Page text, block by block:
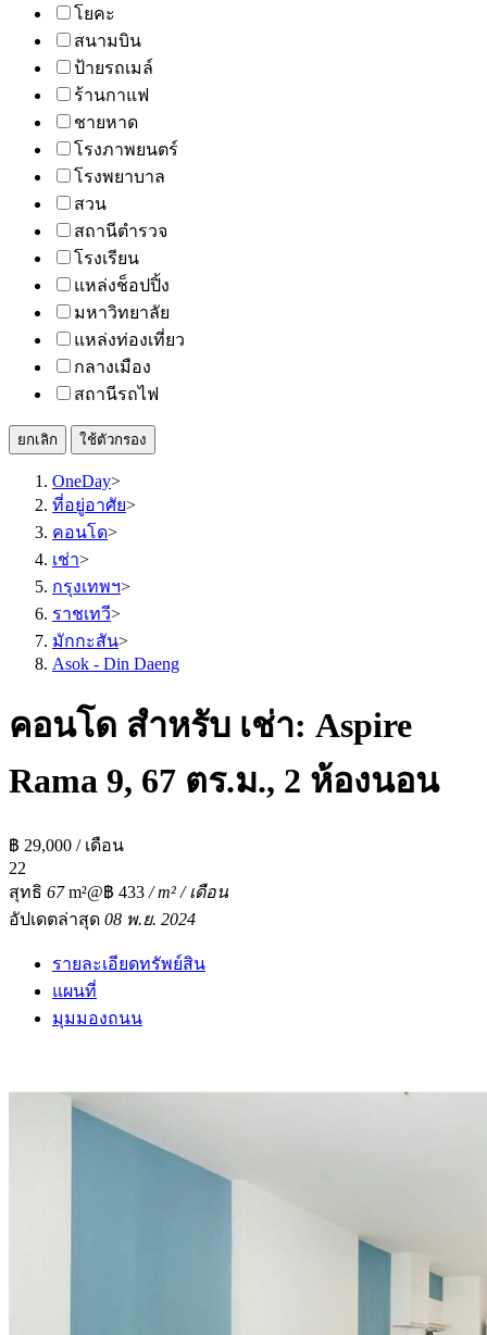
โยคะ
สนามบิน
ป้ายรถเมล์
ร้านกาแฟ
ชายหาด
โรงภาพยนตร์
โรงพยาบาล
สวน
สถานีตำรวจ
โรงเรียน
แหล่งช็อปปิ้ง
มหาวิทยาลัย
แหล่งท่องเที่ยว
กลางเมือง
สถานีรถไฟ
ยกเลิก ใช้ตัวกรอง
OneDay>
ที่อยู่อาศัย>
คอนโด>
เช่า>
กรุงเทพฯ>
ราชเทวี>
มักกะสัน>
Asok - Din Daeng
คอนโด สำหรับ เช่า: Aspire
Rama 9, 67 ตร.ม., 2 ห้องนอน
฿ 29,000 / เดือน
22
สุทธิ 67m²@฿ 433 / m² / เดือน
อัปเดตล่าสุด 08 พ.ย. 2024
รายละเอียดทรัพย์สิน
แผนที่
มุมมองถนน